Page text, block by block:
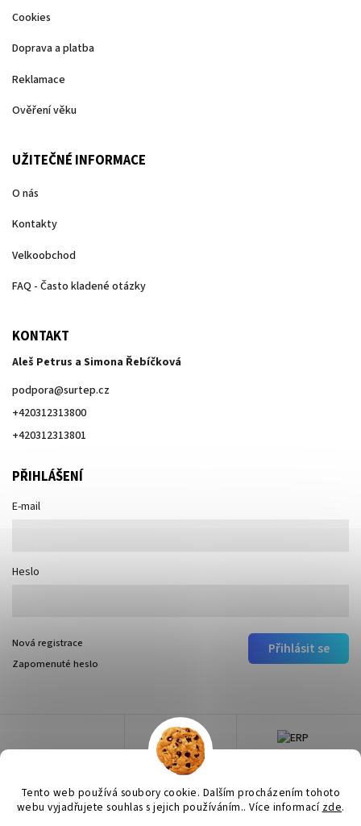
Tento web používá soubory cookie. Dalším procházením tohoto
webu vyjadřujete souhlas s jejich používáním.. Více informací zde.
Cookies
Doprava a platba
Reklamace
Ověření věku
UŽITEČNÉ INFORMACE
O nás
Kontakty
Velkoobchod
FAQ - Často kladené otázky
KONTAKT
Aleš Petrus a Simona Řebíčková
podpora@surtep.cz
+420312313800
+420312313801
PŘIHLÁŠENÍ
E-mail
Heslo
Přihlásit se
Nová registrace
Zapomenuté heslo